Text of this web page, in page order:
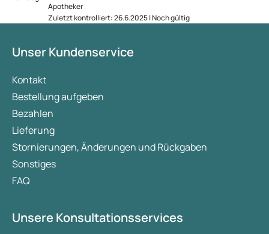
Apotheker
Zuletzt kontrolliert: 26.6.2025 | Noch gültig
Unser Kundenservice
Kontakt
Bestellung aufgeben
Bezahlen
Lieferung
Stornierungen, Änderungen und Rückgaben
Sonstiges
FAQ
Unsere Konsultationsservices